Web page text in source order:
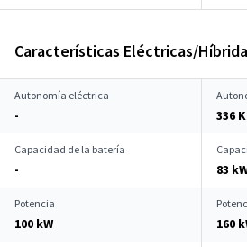
Características Eléctricas/
Autonomía eléctrica
- 336
Capacidad de la batería
- 83
Potencia
100 kW 160